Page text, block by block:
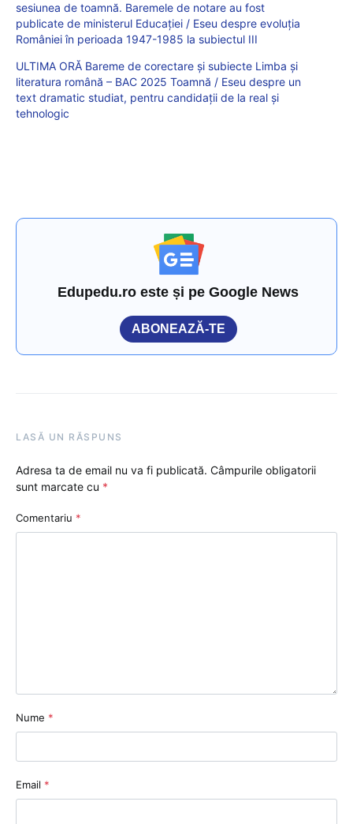
sesiunea de toamnă. Baremele de notare au fost
publicate de ministerul Educației / Eseu despre evoluția
României în perioada 1947-1985 la subiectul III
ULTIMA ORĂ Bareme de corectare și subiecte Limba și
literatura română – BAC 2025 Toamnă / Eseu despre un
text dramatic studiat, pentru candidații de la real și
tehnologic
Edupedu.ro este și pe Google News
ABONEAZĂ-TE
LASĂ UN RĂSPUNS
Adresa ta de email nu va fi publicată. Câmpurile obligatorii
sunt marcate cu *
Comentariu *
Nume *
Email *